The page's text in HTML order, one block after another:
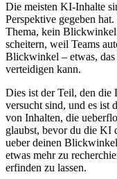
Die meisten KI-Inhalte
Perspektive gegeben
Thema, kein
scheitern, weil Teams
Blickwinkel – etwas, das
verteidigen kann.
Dies ist der Teil, den die
versucht sind, und es ist
von Inhalten, die
glaubst, bevor du die KI
ueber deinen
etwas mehr zu
erfinden zu lassen.